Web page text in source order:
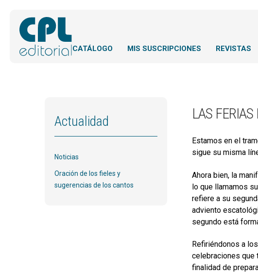
CATÁLOGO MIS SUSCRIPCIONES REVISTAS
LAS
Estamos en el
sigue su misma
Ahora bien, la
lo que llamamos
refiere a su
adviento
segundo está
Refiriéndonos a
celebraciones que
finalidad de
Actualidad
Noticias
Oración de los fieles y
sugerencias de los cantos